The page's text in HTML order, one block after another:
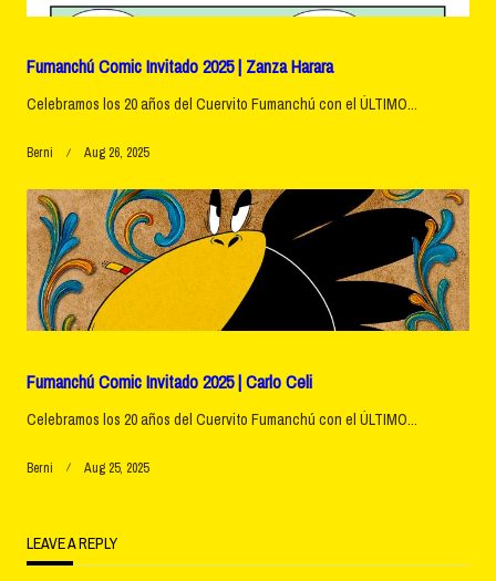
Fumanchú Comic Invitado 2025 | Zanza Harara
Celebramos los 20 años del Cuervito Fumanchú con el ÚLTIMO...
Berni Aug 26, 2025
Fumanchú Comic Invitado 2025 | Carlo Celi
Celebramos los 20 años del Cuervito Fumanchú con el ÚLTIMO...
Berni Aug 25, 2025
LEAVE A REPLY